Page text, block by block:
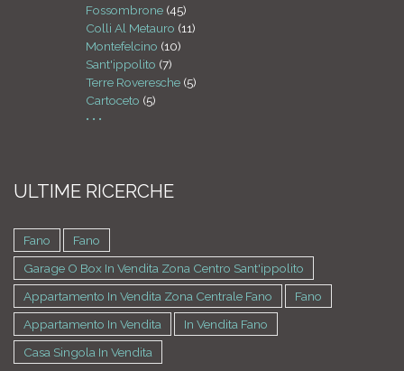
Fossombrone (45)
Colli Al Metauro (11)
Montefelcino (10)
Sant'ippolito (7)
Terre Roveresche (5)
Cartoceto (5)
• • •
ULTIME RICERCHE
Fano
Fano
Garage O Box In Vendita Zona Centro Sant'ippolito
Appartamento In Vendita Zona Centrale Fano
Fano
Appartamento In Vendita
In Vendita Fano
Casa Singola In Vendita